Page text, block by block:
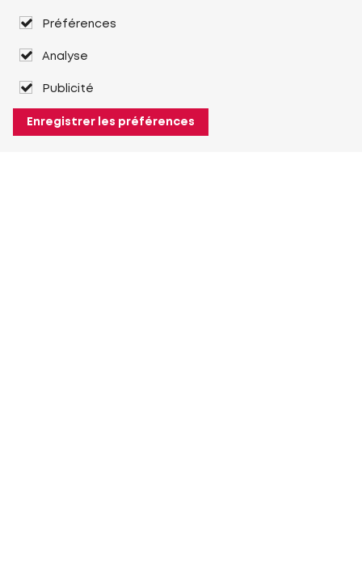
Préférences
Analyse
Publicité
Enregistrer les préférences